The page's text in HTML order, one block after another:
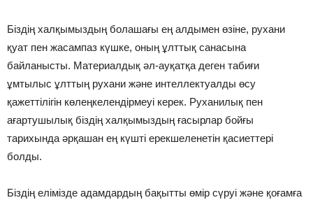
Біздің халқымыздың болашағы ең алдымен өзіне, рухани
қуат пен жасампаз күшке, оның ұлттық санасына
байланысты. Материалдық әл-ауқатқа деген табиғи
ұмтылыс ұлттың рухани және интеллектуалды өсу
қажеттілігін көлеңкелендірмеуі керек. Руханилық пен
ағартушылық біздің халқымыздың ғасырлар бойғы
тарихында әрқашан ең күшті ерекшеленетін қасиеттері
болды.
Біздің елімізде адамдардың бақытты өмір сүруі және қоғамға